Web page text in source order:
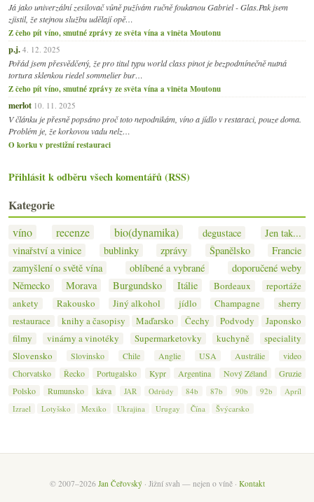
Já jako univerzální zesilovač vůně pužívám ručně foukanou Gabriel - Glas.Pak jsem
zjistil, že stejnou službu udělají opě…
Z čeho pít víno, smutné zprávy ze světa vína a viněta Moutonu
p.j. 4. 12. 2025
Pořád jsem přesvědčený, že pro titul typu world class pinot je bezpodmínečně nutná
tortura sklenkou riedel sommelier bur…
Z čeho pít víno, smutné zprávy ze světa vína a viněta Moutonu
merlot 10. 11. 2025
V článku je přesně popsáno proč toto nepodnikám, víno a jídlo v restaraci, pouze doma.
Problém je, že korkovou vadu nelz…
O korku v prestižní restauraci
Přihlásit k odběru všech komentářů (RSS)
Kategorie
víno recenze bio(dynamika) degustace
Jen tak...
vinařství a vinice
bublinky zprávy Španělsko
Francie
zamyšlení o světě vína
oblíbené a vybrané
doporučené weby
Německo
Morava Burgundsko Itálie Bordeaux
reportáže
ankety
Rakousko Jiný alkohol jídlo Champagne
sherry
restaurace
knihy a časopisy Maďarsko Čechy Podvody
Japonsko
filmy
vinárny a vinotéky Supermarketovky kuchyně
speciality
Slovensko
Slovinsko Chile Anglie USA Austrálie
video
Chorvatsko
Řecko Portugalsko Kypr Argentina Nový Zéland
Gruzie
Polsko
Rumunsko káva JAR Odrůdy 84b 87b 90b 92b
Apríl
Izrael
Lotyšsko Mexiko Ukrajina Urugay Čína Švýcarsko
© 2007–2026 Jan Čeřovský· Jižní svah — nejen o víně · Kontakt